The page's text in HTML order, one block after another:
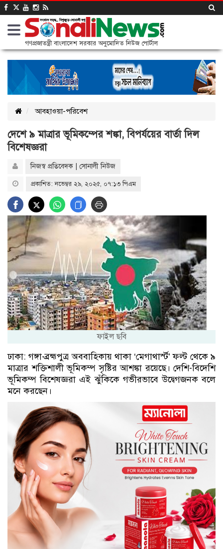
গণপ্রজাতন্ত্রী বাংলাদেশ সরকার অনুমোদিত নিউজ পোর্টাল
আবহাওয়া-পরিবেশ
দেশে ৯ মাত্রার ভূমিকম্পের শঙ্কা, বিপর্যয়ের বার্তা দিল
বিশেষজ্ঞরা
নিজস্ব প্রতিবেদক | সোনালী নিউজ
প্রকাশিত: নভেম্বর ২৯, ২০২৫, ০৭:১৩ পিএম
ফাইল ছবি
ঢাকা: গঙ্গা-ব্রহ্মপুত্র অববাহিকায় থাকা ‘মেগাথার্স্ট’ ফল্ট থেকে ৯
মাত্রার শক্তিশালী ভূমিকম্প সৃষ্টির আশঙ্কা রয়েছে। দেশি-বিদেশি
ভূমিকম্প বিশেষজ্ঞরা এই ঝুঁকিকে গভীরভাবে উদ্বেগজনক বলে
মনে করছেন।